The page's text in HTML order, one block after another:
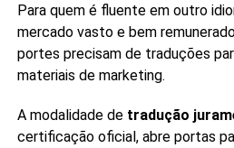
Para quem é fluente em outro
mercado vasto e bem
portes precisam de traduções
materiais de marketing.
A modalidade de tradução
certificação oficial, abre portas